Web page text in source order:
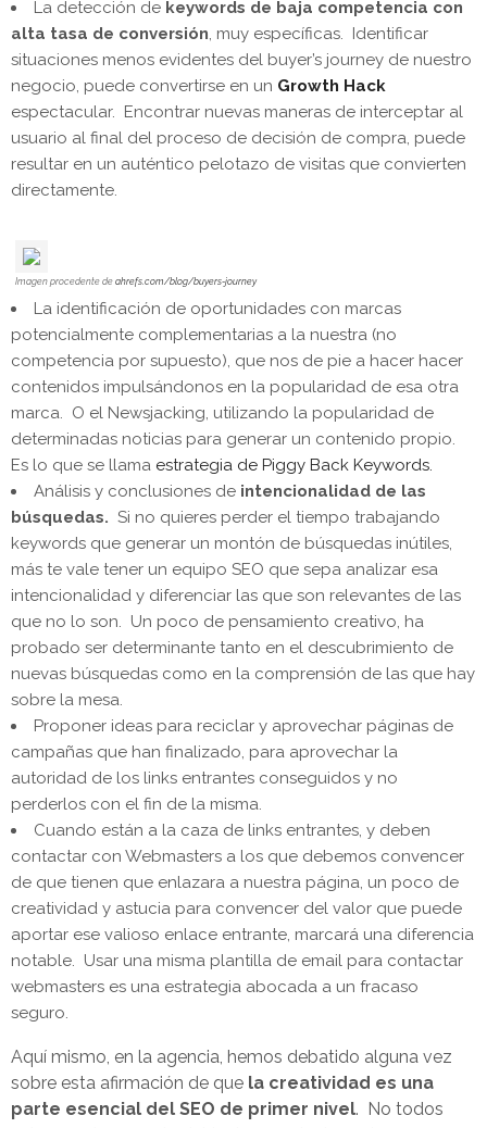
La detección de keywords de baja competencia con
alta tasa de conversión, muy específicas. Identificar
situaciones menos evidentes del buyer’s journey de nuestro
negocio, puede convertirse en un Growth Hack
espectacular. Encontrar nuevas maneras de interceptar al
usuario al final del proceso de decisión de compra, puede
resultar en un auténtico pelotazo de visitas que convierten
directamente.
Imagen procedente de ahrefs.com/blog/buyers-journey
La identificación de oportunidades con marcas
potencialmente complementarias a la nuestra (no
competencia por supuesto), que nos de pie a hacer hacer
contenidos impulsándonos en la popularidad de esa otra
marca. O el Newsjacking, utilizando la popularidad de
determinadas noticias para generar un contenido propio.
Es lo que se llama estrategia de Piggy Back Keywords.
Análisis y conclusiones de intencionalidad de las
búsquedas. Si no quieres perder el tiempo trabajando
keywords que generar un montón de búsquedas inútiles,
más te vale tener un equipo SEO que sepa analizar esa
intencionalidad y diferenciar las que son relevantes de las
que no lo son. Un poco de pensamiento creativo, ha
probado ser determinante tanto en el descubrimiento de
nuevas búsquedas como en la comprensión de las que hay
sobre la mesa.
Proponer ideas para reciclar y aprovechar páginas de
campañas que han finalizado, para aprovechar la
autoridad de los links entrantes conseguidos y no
perderlos con el fin de la misma.
Cuando están a la caza de links entrantes, y deben
contactar con Webmasters a los que debemos convencer
de que tienen que enlazara a nuestra página, un poco de
creatividad y astucia para convencer del valor que puede
aportar ese valioso enlace entrante, marcará una diferencia
notable. Usar una misma plantilla de email para contactar
webmasters es una estrategia abocada a un fracaso
seguro.
Aquí mismo, en la agencia, hemos debatido alguna vez
sobre esta afirmación de que la creatividad es una
parte esencial del SEO de primer nivel. No todos